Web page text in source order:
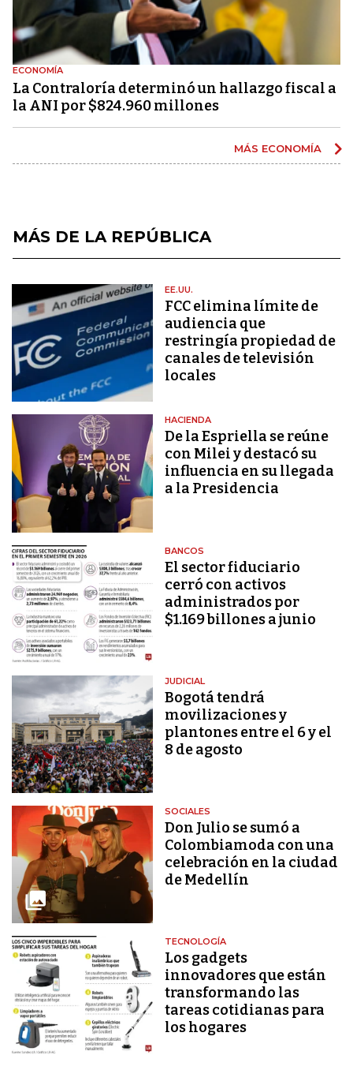
ECONOMÍA
La Contraloría determinó un hallazgo fiscal a
la ANI por $824.960 millones
MÁS ECONOMÍA
MÁS DE LA REPÚBLICA
EE.UU.
FCC elimina límite de
audiencia que
restringía propiedad de
canales de televisión
locales
HACIENDA
De la Espriella se reúne
con Milei y destacó su
influencia en su llegada
a la Presidencia
BANCOS
El sector fiduciario
cerró con activos
administrados por
$1.169 billones a junio
JUDICIAL
Bogotá tendrá
movilizaciones y
plantones entre el 6 y el
8 de agosto
SOCIALES
Don Julio se sumó a
Colombiamoda con una
celebración en la ciudad
de Medellín
TECNOLOGÍA
Los gadgets
innovadores que están
transformando las
tareas cotidianas para
los hogares